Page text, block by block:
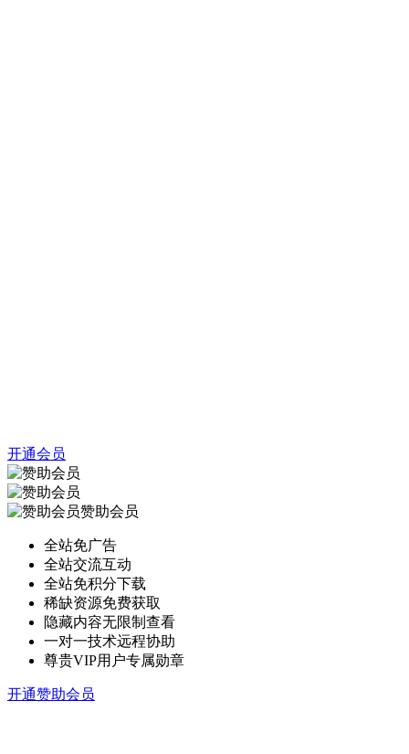
开通会员
赞助会员
全站免广告
全站交流互动
全站免积分下载
稀缺资源免费获取
隐藏内容无限制查看
一对一技术远程协助
尊贵VIP用户专属勋章
开通赞助会员